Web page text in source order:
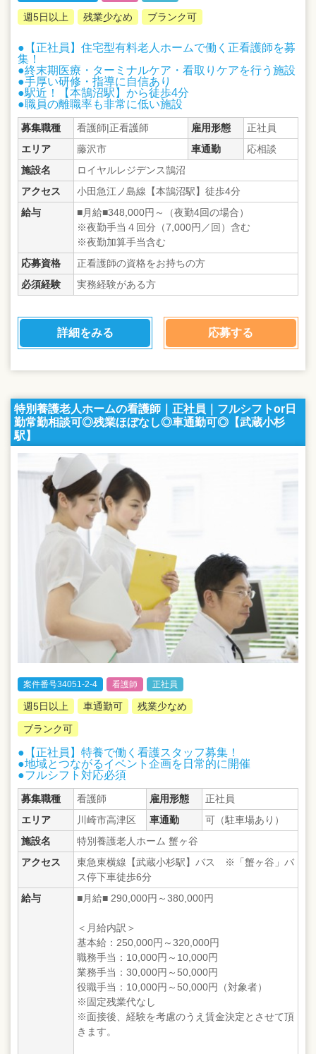
週5日以上 残業少なめ ブランク可
●【正社員】住宅型有料老人ホームで働く正看護師を募
集！
●終末期医療・ターミナルケア・看取りケアを行う施設
●手厚い研修・指導に自信あり
●駅近！【本鵠沼駅】から徒歩4分
●職員の離職率も非常に低い施設
募集職種 看護師|正看護師 雇用形態
正社員
エリア
藤沢市 車通勤
応相談
施設名
ロイヤルレジデンス鵠沼
アクセス
小田急江ノ島線【本鵠沼駅】徒歩4分
給与
■月給■348,000円～（夜勤4回の場合）
※夜勤手当４回分（7,000円／回）含む
※夜勤加算手当含む
応募資格
正看護師の資格をお持ちの方
必須経験
実務経験がある方
詳細をみる 応募する
特別養護老人ホームの看護師｜正社員｜フルシフトor日
勤常勤相談可◎残業ほぼなし◎車通勤可◎【武蔵小杉
駅】
案件番号34051-2-4 看護師 正社員
週5日以上 車通勤可
残業少なめ
ブランク可
●【正社員】特養で働く看護スタッフ募集！
●地域とつながるイベント企画を日常的に開催
●フルシフト対応必須
募集職種 看護師 雇用形態
正社員
エリア
川崎市高津区 車通勤
可（駐車場あり）
施設名
特別養護老人ホーム 蟹ヶ谷
アクセス
東急東横線【武蔵小杉駅】バス ※「蟹ヶ谷」バ
ス停下車徒歩6分
給与
■月給■ 290,000円～380,000円
＜月給内訳＞
基本給：250,000円～320,000円
職務手当：10,000円～10,000円
業務手当：30,000円～50,000円
役職手当：10,000円～50,000円（対象者）
※固定残業代なし
※面接後、経験を考慮のうえ賃金決定とさせて頂
きます。